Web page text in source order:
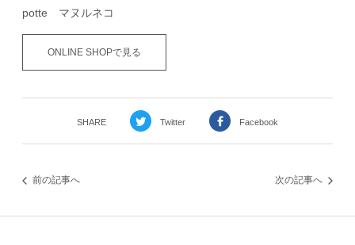
potte マヌルネコ
ONLINE SHOPで見る
SHARE Twitter Facebook
前の記事へ 次の記事へ